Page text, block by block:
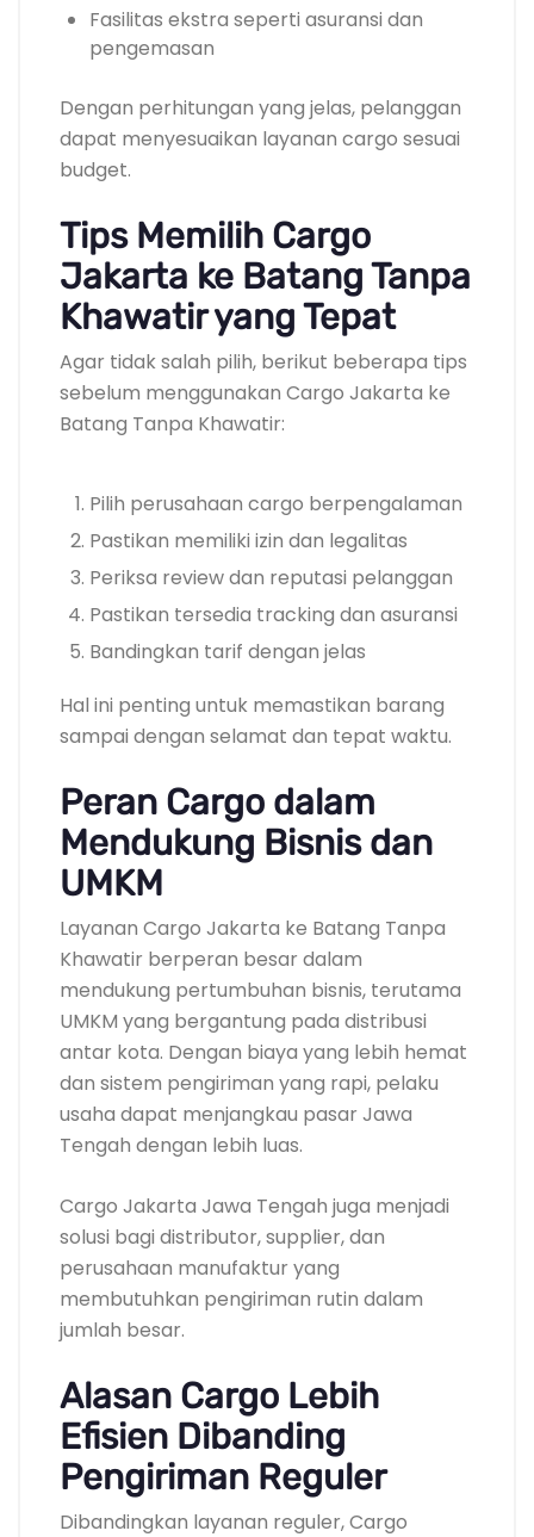
Fasilitas ekstra seperti asuransi dan
pengemasan
Dengan perhitungan yang jelas, pelanggan
dapat menyesuaikan layanan cargo sesuai
budget.
Tips Memilih Cargo
Jakarta ke Batang Tanpa
Khawatir yang Tepat
Agar tidak salah pilih, berikut beberapa tips
sebelum menggunakan Cargo Jakarta ke
Batang Tanpa Khawatir:
Pilih perusahaan cargo berpengalaman
Pastikan memiliki izin dan legalitas
Periksa review dan reputasi pelanggan
Pastikan tersedia tracking dan asuransi
Bandingkan tarif dengan jelas
Hal ini penting untuk memastikan barang
sampai dengan selamat dan tepat waktu.
Peran Cargo dalam
Mendukung Bisnis dan
UMKM
Layanan Cargo Jakarta ke Batang Tanpa
Khawatir berperan besar dalam
mendukung pertumbuhan bisnis, terutama
UMKM yang bergantung pada distribusi
antar kota. Dengan biaya yang lebih hemat
dan sistem pengiriman yang rapi, pelaku
usaha dapat menjangkau pasar Jawa
Tengah dengan lebih luas.
Cargo Jakarta Jawa Tengah juga menjadi
solusi bagi distributor, supplier, dan
perusahaan manufaktur yang
membutuhkan pengiriman rutin dalam
jumlah besar.
Alasan Cargo Lebih
Efisien Dibanding
Pengiriman Reguler
Dibandingkan layanan reguler, Cargo